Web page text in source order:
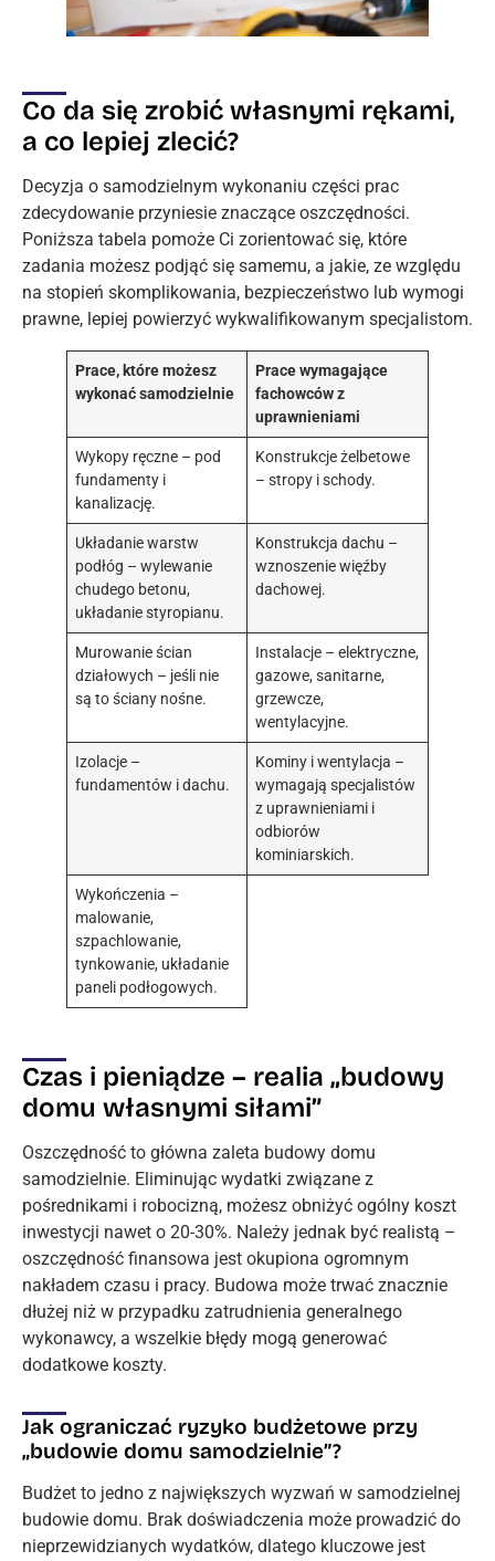
Co da się zrobić własnymi rękami,
a co lepiej zlecić?
Decyzja o samodzielnym wykonaniu części prac
zdecydowanie przyniesie znaczące oszczędności.
Poniższa tabela pomoże Ci zorientować się, które
zadania możesz podjąć się samemu, a jakie, ze względu
na stopień skomplikowania, bezpieczeństwo lub wymogi
prawne, lepiej powierzyć wykwalifikowanym specjalistom.
Prace, które możesz
wykonać samodzielnie
Prace wymagające
fachowców z
uprawnieniami
Wykopy ręczne – pod
fundamenty i
kanalizację.
Konstrukcje żelbetowe
– stropy i schody.
Układanie warstw
podłóg – wylewanie
chudego betonu,
układanie styropianu.
Konstrukcja dachu –
wznoszenie więźby
dachowej.
Murowanie ścian
działowych – jeśli nie
są to ściany nośne.
Instalacje – elektryczne,
gazowe, sanitarne,
grzewcze,
wentylacyjne.
Izolacje –
fundamentów i dachu.
Kominy i wentylacja –
wymagają specjalistów
z uprawnieniami i
odbiorów
kominiarskich.
Wykończenia –
malowanie,
szpachlowanie,
tynkowanie, układanie
paneli podłogowych.
Czas i pieniądze – realia „budowy
domu własnymi siłami”
Oszczędność to główna zaleta budowy domu
samodzielnie. Eliminując wydatki związane z
pośrednikami i robocizną, możesz obniżyć ogólny koszt
inwestycji nawet o 20-30%. Należy jednak być realistą –
oszczędność finansowa jest okupiona ogromnym
nakładem czasu i pracy. Budowa może trwać znacznie
dłużej niż w przypadku zatrudnienia generalnego
wykonawcy, a wszelkie błędy mogą generować
dodatkowe koszty.
Jak ograniczać ryzyko budżetowe przy
„budowie domu samodzielnie”?
Budżet to jedno z największych wyzwań w samodzielnej
budowie domu. Brak doświadczenia może prowadzić do
nieprzewidzianych wydatków, dlatego kluczowe jest